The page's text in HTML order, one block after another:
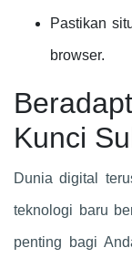
Pastikan
browser.
Kunci
Dunia digital
teknologi baru
penting bagi